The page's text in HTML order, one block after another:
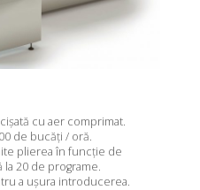
cu aer comprimat.
de bucăți / oră.
plierea în funcție de
20 de programe.
a ușura introducerea.